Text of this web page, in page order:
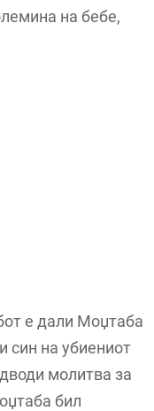
на бебе,
е дали Моџтаба
син на убиениот
молитва за
бил